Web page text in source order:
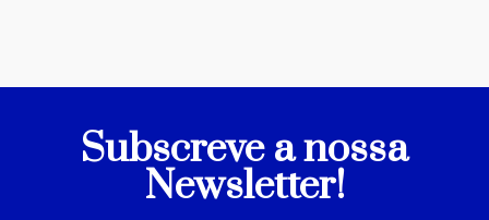
Subscreve a nossa
Newsletter!